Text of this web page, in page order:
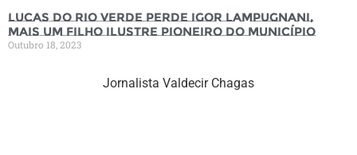
Lucas do Rio Verde perde Igor Lampugnani,
mais um filho ilustre pioneiro do município
Outubro 18, 2023
Jornalista Valdecir Chagas